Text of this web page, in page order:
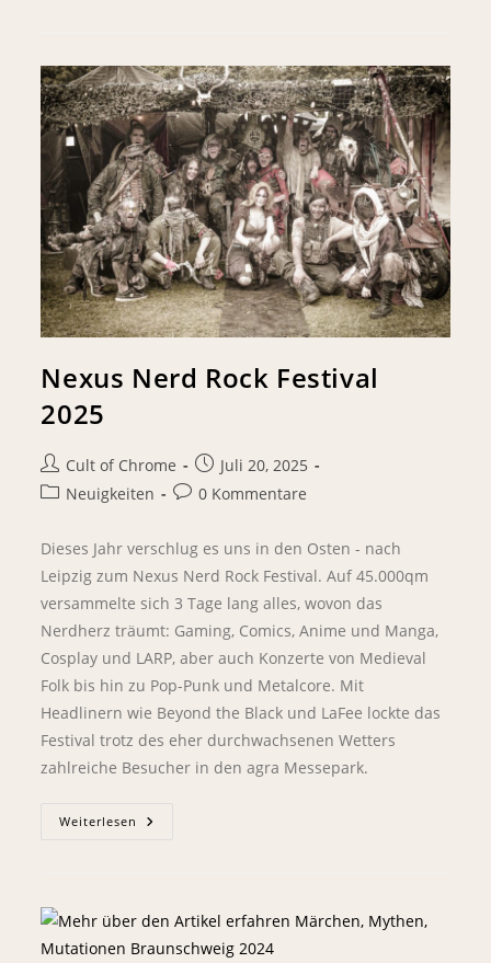
Nexus Nerd Rock Festival
2025
Cult of Chrome
Juli 20, 2025
Neuigkeiten
0 Kommentare
Dieses Jahr verschlug es uns in den Osten - nach
Leipzig zum Nexus Nerd Rock Festival. Auf 45.000qm
versammelte sich 3 Tage lang alles, wovon das
Nerdherz träumt: Gaming, Comics, Anime und Manga,
Cosplay und LARP, aber auch Konzerte von Medieval
Folk bis hin zu Pop-Punk und Metalcore. Mit
Headlinern wie Beyond the Black und LaFee lockte das
Festival trotz des eher durchwachsenen Wetters
zahlreiche Besucher in den agra Messepark.
Weiterlesen